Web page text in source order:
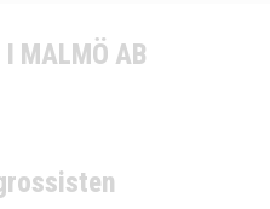
I MALMÖ AB